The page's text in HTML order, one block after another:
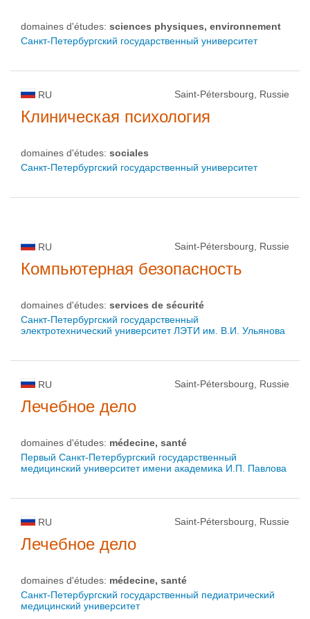
domaines d'études: sciences physiques, environnement
Санкт-Петербургский государственный университет
RU Saint-Pétersbourg, Russie
Клиническая психология
domaines d'études: sociales
Санкт-Петербургский государственный университет
RU Saint-Pétersbourg, Russie
Компьютерная безопасность
domaines d'études: services de sécurité
Санкт-Петербургский государственный
электротехнический университет ЛЭТИ им. В.И. Ульянова
RU Saint-Pétersbourg, Russie
Лечебное дело
domaines d'études: médecine, santé
Первый Санкт-Петербургский государственный
медицинский университет имени академика И.П. Павлова
RU Saint-Pétersbourg, Russie
Лечебное дело
domaines d'études: médecine, santé
Санкт-Петербургский государственный педиатрический
медицинский университет